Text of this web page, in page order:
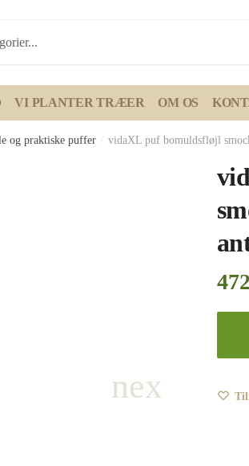
VI PLANTER TRÆER OM OS
og praktiske puffer vidaXL puf bomuldsfløjl